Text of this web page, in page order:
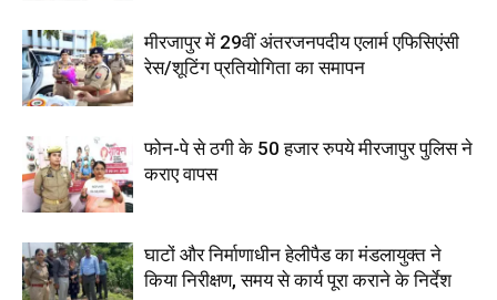
मीरजापुर में 29वीं अंतरजनपदीय एलार्म एफिसिएंसी
रेस/शूटिंग प्रतियोगिता का समापन
फोन-पे से ठगी के 50 हजार रुपये मीरजापुर पुलिस ने
कराए वापस
घाटों और निर्माणाधीन हेलीपैड का मंडलायुक्त ने
किया निरीक्षण, समय से कार्य पूरा कराने के निर्देश